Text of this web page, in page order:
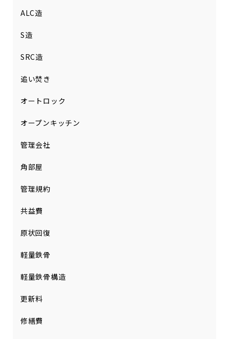
ALC造
S造
SRC造
追い焚き
オートロック
オープンキッチン
管理会社
角部屋
管理規約
共益費
原状回復
軽量鉄骨
軽量鉄骨構造
更新料
修繕費